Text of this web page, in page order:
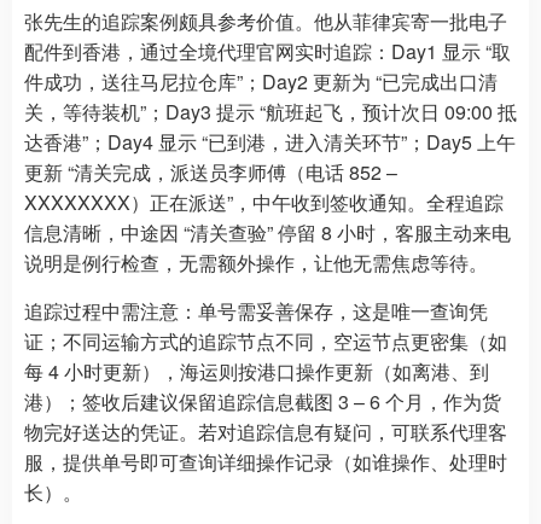
张先生的追踪案例颇具参考价值。他从菲律宾寄一批电子
配件到香港，通过全境代理官网实时追踪：Day1 显示 “取
件成功，送往马尼拉仓库”；Day2 更新为 “已完成出口清
关，等待装机”；Day3 提示 “航班起飞，预计次日 09:00 抵
达香港”；Day4 显示 “已到港，进入清关环节”；Day5 上午
更新 “清关完成，派送员李师傅（电话 852 –
XXXXXXXX）正在派送”，中午收到签收通知。全程追踪
信息清晰，中途因 “清关查验” 停留 8 小时，客服主动来电
说明是例行检查，无需额外操作，让他无需焦虑等待。
追踪过程中需注意：单号需妥善保存，这是唯一查询凭
证；不同运输方式的追踪节点不同，空运节点更密集（如
每 4 小时更新），海运则按港口操作更新（如离港、到
港）；签收后建议保留追踪信息截图 3 – 6 个月，作为货
物完好送达的凭证。若对追踪信息有疑问，可联系代理客
服，提供单号即可查询详细操作记录（如谁操作、处理时
长）。